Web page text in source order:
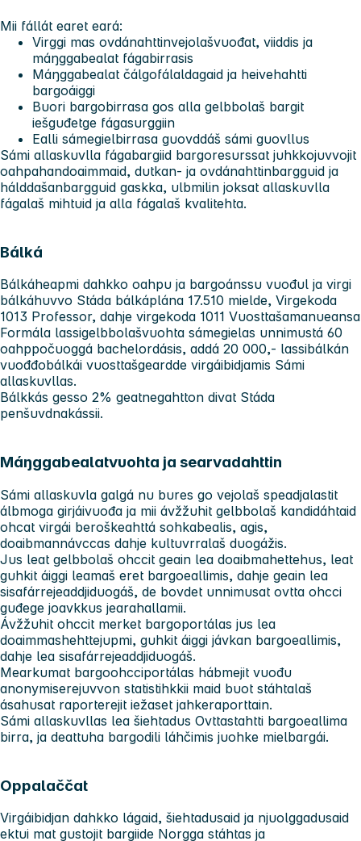
Mii fállát earet eará:
Virggi mas ovdánahttinvejolašvuođat, viiddis ja
máŋggabealat fágabirrasis
Máŋggabealat čálgofálaldagaid ja heivehahtti
bargoáiggi
Buori bargobirrasa gos alla gelbbolaš bargit
iešguđetge fágasurggiin
Ealli sámegielbirrasa guovddáš sámi guovllus
Sámi allaskuvlla fágabargiid bargoresurssat juhkkojuvvojit
oahpahandoaimmaid, dutkan- ja ovdánahttinbargguid ja
hálddašanbargguid gaskka, ulbmilin joksat allaskuvlla
fágalaš mihtuid ja alla fágalaš kvalitehta.
Bálká
Bálkáheapmi dahkko oahpu ja bargoánssu vuođul ja virgi
bálkáhuvvo Stáda bálkáplána 17.510 mielde, Virgekoda
1013 Professor, dahje virgekoda 1011 Vuosttašamanueansa
Formála lassigelbbolašvuohta sámegielas unnimustá 60
oahppočuoggá bachelordásis, addá 20 000,- lassibálkán
vuođđobálkái vuosttašgeardde virgáibidjamis Sámi
allaskuvllas.
Bálkkás gesso 2% geatnegahtton divat Stáda
penšuvdnakássii.
Máŋggabealatvuohta ja searvadahttin
Sámi allaskuvla galgá nu bures go vejolaš speadjalastit
álbmoga girjáivuođa ja mii ávžžuhit gelbbolaš kandidáhtaid
ohcat virgái beroškeahttá sohkabealis, agis,
doaibmannávccas dahje kultuvrralaš duogážis.
Jus leat gelbbolaš ohccit geain lea doaibmahettehus, leat
guhkit áiggi leamaš eret bargoeallimis, dahje geain lea
sisafárrejeaddjiduogáš, de bovdet unnimusat ovtta ohcci
guđege joavkkus jearahallamii.
Ávžžuhit ohccit merket bargoportálas jus lea
doaimmashehttejupmi, guhkit áiggi jávkan bargoeallimis,
dahje lea sisafárrejeaddjiduogáš.
Mearkumat bargoohcciportálas hábmejit vuođu
anonymiserejuvvon statistihkkii maid buot stáhtalaš
ásahusat raporterejit iežaset jahkeraporttain.
Sámi allaskuvllas lea šiehtadus Ovttastahtti bargoeallima
birra, ja deattuha bargodili láhčimis juohke mielbargái.
Oppalaččat
Virgáibidjan dahkko lágaid, šiehtadusaid ja njuolggadusaid
ektui mat gustojit bargiide Norgga stáhtas ja